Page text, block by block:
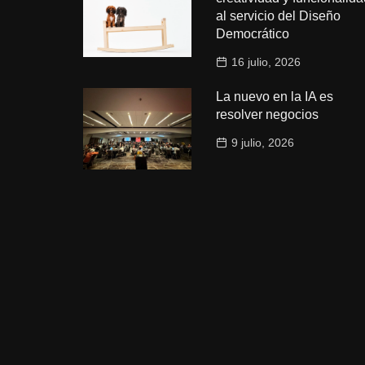
al servicio del Diseño
Democrático
16 julio, 2026
La nuevo en la IA es
resolver negocios
9 julio, 2026